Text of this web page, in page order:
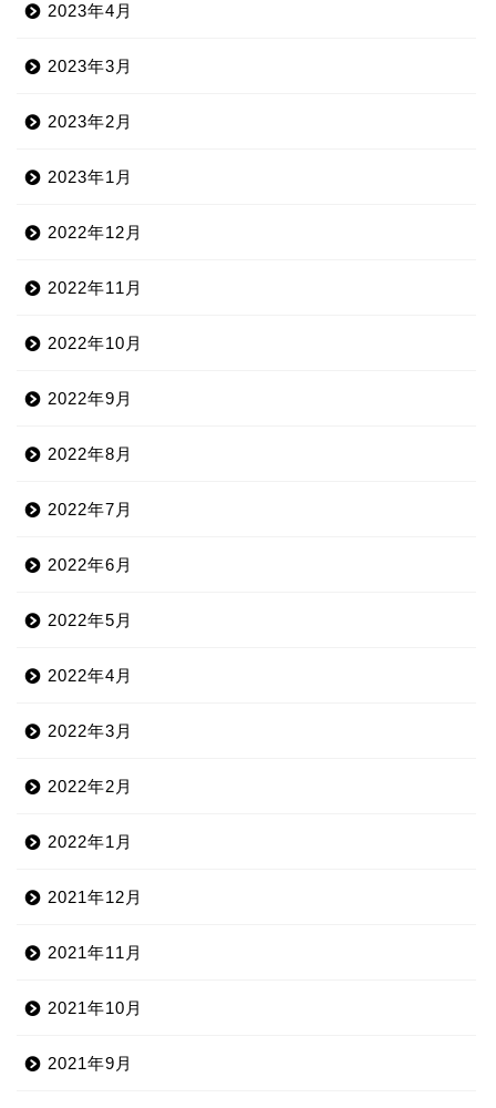
2023年4月
2023年3月
2023年2月
2023年1月
2022年12月
2022年11月
2022年10月
2022年9月
2022年8月
2022年7月
2022年6月
2022年5月
2022年4月
2022年3月
2022年2月
2022年1月
2021年12月
2021年11月
2021年10月
2021年9月